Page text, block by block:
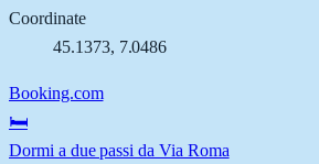
Coordinate
45.1373, 7.0486
Booking.com
🛏️
Dormi a due passi da Via Roma